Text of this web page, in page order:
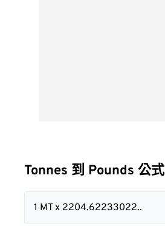
Tonnes 到 Pounds 公式
1 MT x 2204.62233022..